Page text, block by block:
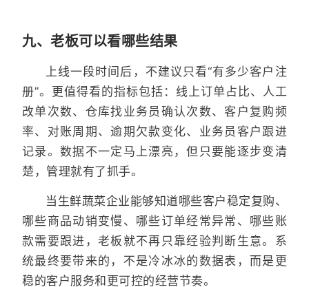
九、老板可以看哪些结果
上线一段时间后，不建议只看“有多少客户注
册”。更值得看的指标包括：线上订单占比、人工
改单次数、仓库找业务员确认次数、客户复购频
率、对账周期、逾期欠款变化、业务员客户跟进
记录。数据不一定马上漂亮，但只要能逐步变清
楚，管理就有了抓手。
当生鲜蔬菜企业能够知道哪些客户稳定复购、
哪些商品动销变慢、哪些订单经常异常、哪些账
款需要跟进，老板就不再只靠经验判断生意。系
统最终要带来的，不是冷冰冰的数据表，而是更
稳的客户服务和更可控的经营节奏。